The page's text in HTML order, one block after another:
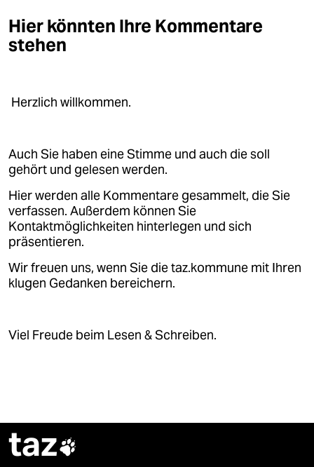
Hier könnten Ihre Kommentare
stehen
Herzlich willkommen.
Auch Sie haben eine Stimme und auch die soll
gehört und gelesen werden.
Hier werden alle Kommentare gesammelt, die Sie
verfassen. Außerdem können Sie
Kontaktmöglichkeiten hinterlegen und sich
präsentieren.
Wir freuen uns, wenn Sie die taz.kommune mit Ihren
klugen Gedanken bereichern.
Viel Freude beim Lesen & Schreiben.
taz